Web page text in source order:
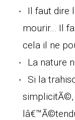
Il faut dire
mourir... Il
cela il ne
La nature
Si la
simplicitÃ©,